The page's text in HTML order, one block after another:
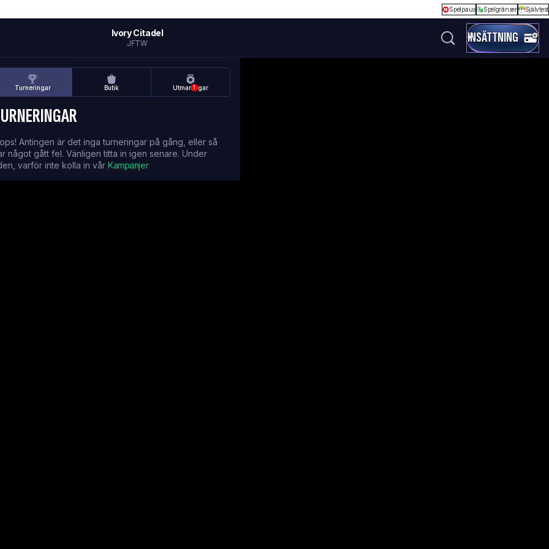
Spelpaus Spelgränser Självtest
Ivory Citadel
JFTW INSÄTTNING
Turneringar Butik 1
Utmaningar
Antingen är det inga turneringar på gång, eller så
något gått fel. Vänligen titta in igen senare. Under
varför inte kolla in vår Kampanjer